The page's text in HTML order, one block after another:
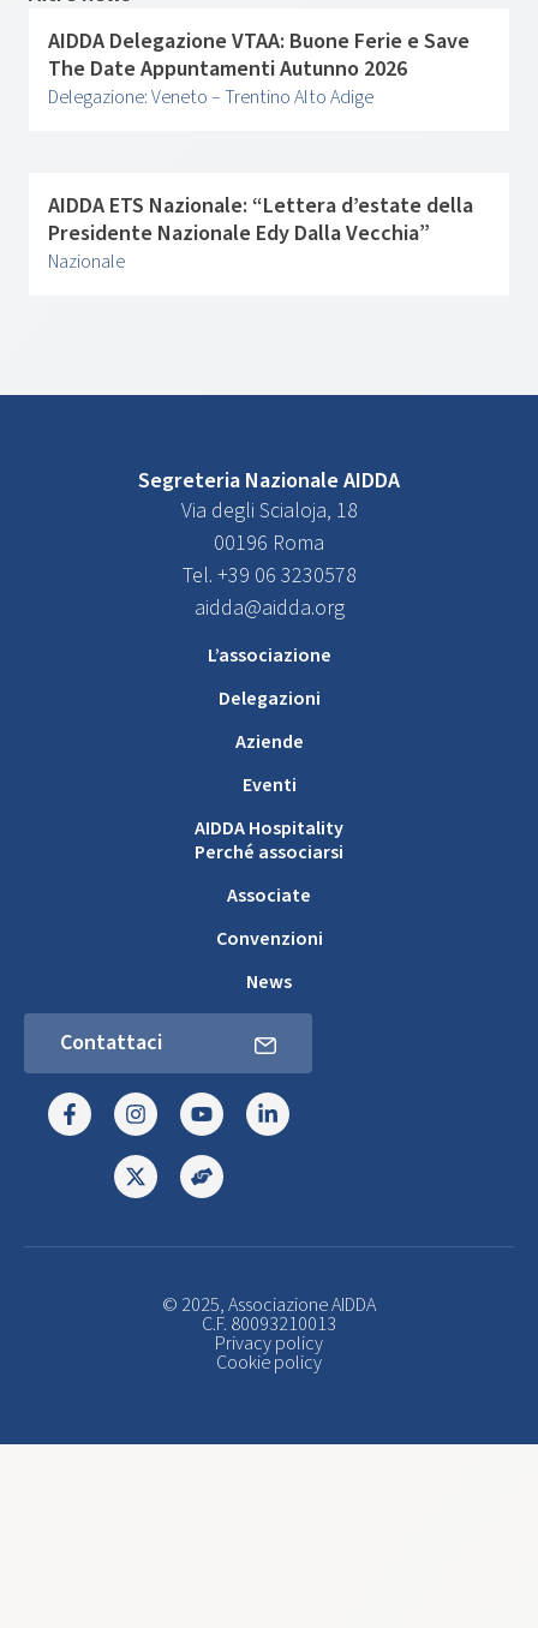
AIDDA Delegazione VTAA: Buone Ferie e Save
The Date Appuntamenti Autunno 2026
Delegazione: Veneto – Trentino Alto Adige
AIDDA ETS Nazionale: “Lettera d’estate della
Presidente Nazionale Edy Dalla Vecchia”
Nazionale
Segreteria Nazionale AIDDA
Via degli Scialoja, 18
00196 Roma
Tel. +39 06 3230578
aidda@aidda.org
L’associazione
Delegazioni
Aziende
Eventi
AIDDA Hospitality
Perché associarsi
Associate
Convenzioni
News
Contattaci
© 2025, Associazione AIDDA
C.F. 80093210013
Privacy policy
Cookie policy